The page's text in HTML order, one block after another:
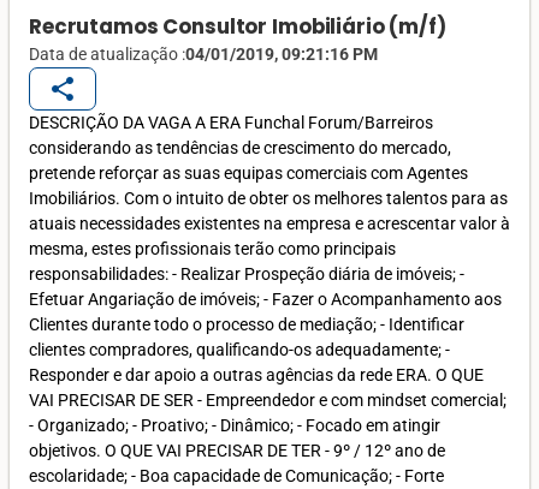
Recrutamos Consultor Imobiliário (m/f)
Data de atualização :04/01/2019, 09:21:16 PM
share
DESCRIÇÃO DA VAGA A ERA Funchal Forum/Barreiros
considerando as tendências de crescimento do mercado,
pretende reforçar as suas equipas comerciais com Agentes
Imobiliários. Com o intuito de obter os melhores talentos para as
atuais necessidades existentes na empresa e acrescentar valor à
mesma, estes profissionais terão como principais
responsabilidades: - Realizar Prospeção diária de imóveis; -
Efetuar Angariação de imóveis; - Fazer o Acompanhamento aos
Clientes durante todo o processo de mediação; - Identificar
clientes compradores, qualificando-os adequadamente; -
Responder e dar apoio a outras agências da rede ERA. O QUE
VAI PRECISAR DE SER - Empreendedor e com mindset comercial;
- Organizado; - Proativo; - Dinâmico; - Focado em atingir
objetivos. O QUE VAI PRECISAR DE TER - 9º / 12º ano de
escolaridade; - Boa capacidade de Comunicação; - Forte